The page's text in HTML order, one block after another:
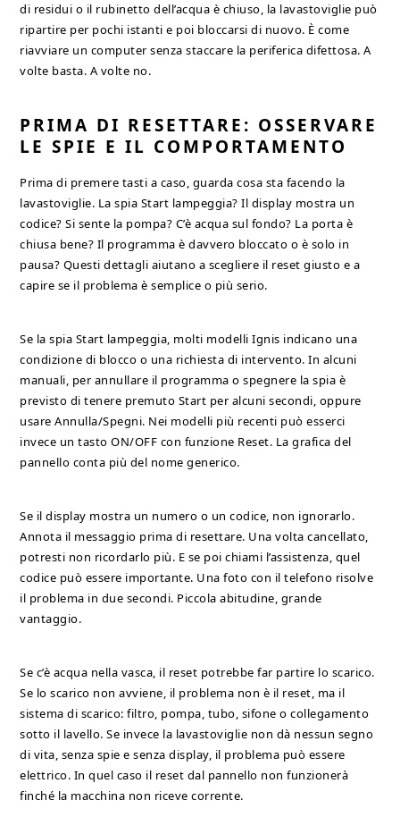
di residui o il rubinetto dell’acqua è chiuso, la lavastoviglie può
ripartire per pochi istanti e poi bloccarsi di nuovo. È come
riavviare un computer senza staccare la periferica difettosa. A
volte basta. A volte no.
PRIMA DI RESETTARE: OSSERVARE
LE SPIE E IL COMPORTAMENTO
Prima di premere tasti a caso, guarda cosa sta facendo la
lavastoviglie. La spia Start lampeggia? Il display mostra un
codice? Si sente la pompa? C’è acqua sul fondo? La porta è
chiusa bene? Il programma è davvero bloccato o è solo in
pausa? Questi dettagli aiutano a scegliere il reset giusto e a
capire se il problema è semplice o più serio.
Se la spia Start lampeggia, molti modelli Ignis indicano una
condizione di blocco o una richiesta di intervento. In alcuni
manuali, per annullare il programma o spegnere la spia è
previsto di tenere premuto Start per alcuni secondi, oppure
usare Annulla/Spegni. Nei modelli più recenti può esserci
invece un tasto ON/OFF con funzione Reset. La grafica del
pannello conta più del nome generico.
Se il display mostra un numero o un codice, non ignorarlo.
Annota il messaggio prima di resettare. Una volta cancellato,
potresti non ricordarlo più. E se poi chiami l’assistenza, quel
codice può essere importante. Una foto con il telefono risolve
il problema in due secondi. Piccola abitudine, grande
vantaggio.
Se c’è acqua nella vasca, il reset potrebbe far partire lo scarico.
Se lo scarico non avviene, il problema non è il reset, ma il
sistema di scarico: filtro, pompa, tubo, sifone o collegamento
sotto il lavello. Se invece la lavastoviglie non dà nessun segno
di vita, senza spie e senza display, il problema può essere
elettrico. In quel caso il reset dal pannello non funzionerà
finché la macchina non riceve corrente.